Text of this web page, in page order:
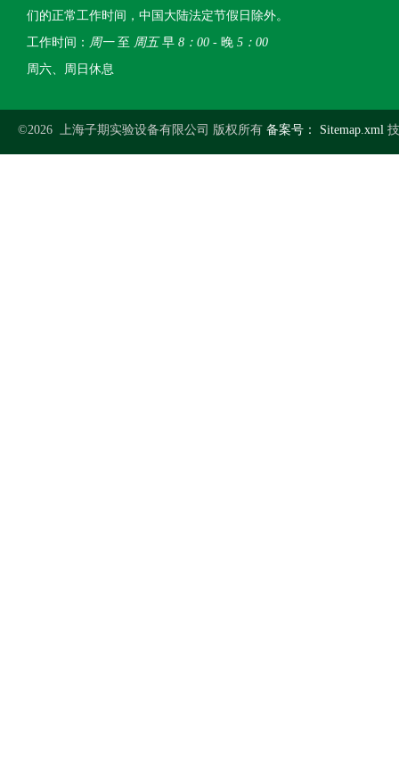
们的正常工作时间，中国大陆法定节假日除外。
工作时间： 周一至 周五早 8：00 - 晚 5：00
周六、周日休息
©2026 上海子期实验设备有限公司 版权所有 备案号： Sitemap.xml